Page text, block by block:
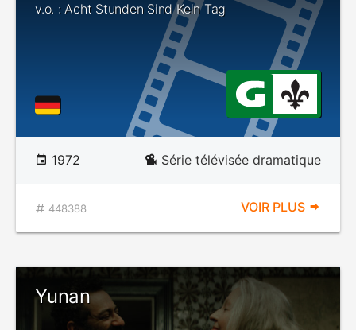
v.o. : Acht Stunden Sind Kein Tag
1972 Série télévisée dramatique
448388 VOIR PLUS
Yunan